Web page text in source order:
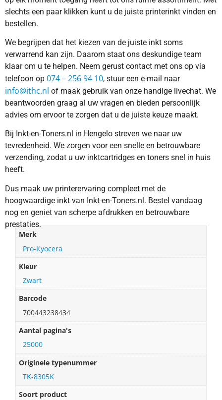
slechts een paar klikken kunt u de juiste printerinkt vinden en
bestellen.
We begrijpen dat het kiezen van de juiste inkt soms
verwarrend kan zijn. Daarom staat ons deskundige team
klaar om u te helpen. Neem gerust contact met ons op via
telefoon op 074 – 256 94 10, stuur een e-mail naar
info@ithc.nl of maak gebruik van onze handige livechat. We
beantwoorden graag al uw vragen en bieden persoonlijk
advies om ervoor te zorgen dat u de juiste keuze maakt.
Bij Inkt-en-Toners.nl in Hengelo streven we naar uw
tevredenheid. We zorgen voor een snelle en betrouwbare
verzending, zodat u uw inktcartridges en toners snel in huis
heeft.
Dus maak uw printerervaring compleet met de
hoogwaardige inkt van Inkt-en-Toners.nl. Bestel vandaag
nog en geniet van scherpe afdrukken en betrouwbare
prestaties.
Merk
Pro-Kyocera
Kleur
Zwart
Barcode
700443238434
Aantal pagina's
25000
Originele typenummer
TK-8305K
Soort product